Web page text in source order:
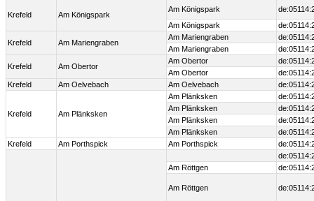
Krefeld Am Königspark
Am Königspark
Am Königspark
Krefeld Am Mariengraben
Am Mariengraben
Am Mariengraben
Krefeld Am Obertor
Am Obertor
Am Obertor
Krefeld
Am Oelvebach Am Oelvebach
Krefeld Am Plänksken
Am Plänksken
Am Plänksken
Am Plänksken
Am Plänksken
Krefeld
Am Porthspick Am Porthspick
Am Röttgen
Am Röttgen